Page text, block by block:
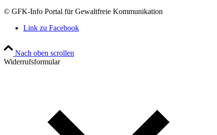
© GFK-Info Portal für Gewaltfreie Kommunikation
Link zu Facebook
Nach oben scrollen
Widerrufsformular